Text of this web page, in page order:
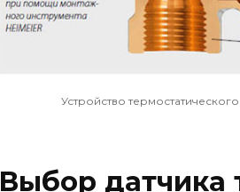
Устройство
Выбор датчика